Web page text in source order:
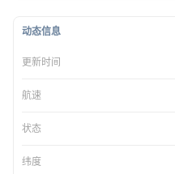
动态信息
更新时间
航速
状态
纬度